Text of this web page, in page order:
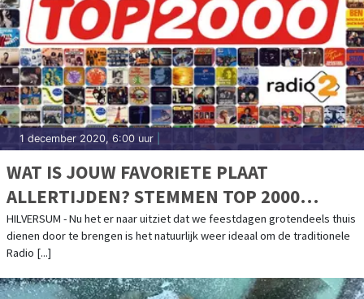
1 december 2020, 6:00 uur
WAT IS JOUW FAVORIETE PLAAT
ALLERTIJDEN? STEMMEN TOP 2000
VANDAAG VAN START
HILVERSUM - Nu het er naar uitziet dat we feestdagen grotendeels thuis
dienen door te brengen is het natuurlijk weer ideaal om de traditionele
Radio [...]